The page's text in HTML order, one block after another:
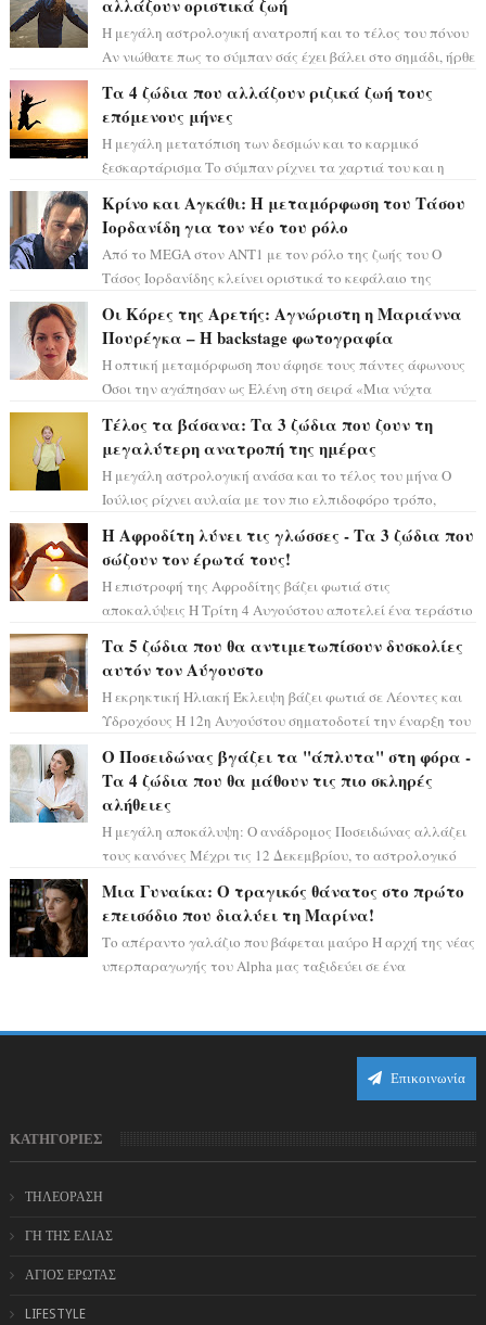
αλλάζουν οριστικά ζωή
Η μεγάλη αστρολογική ανατροπή και το τέλος του πόνου
Αν νιώθατε πως το σύμπαν σάς έχει βάλει στο σημάδι, ήρθε
Τα 4 ζώδια που αλλάζουν ριζικά ζωή τους
επόμενους μήνες
Η μεγάλη μετατόπιση των δεσμών και το καρμικό
ξεσκαρτάρισμα Το σύμπαν ρίχνει τα χαρτιά του και η
Κρίνο και Αγκάθι: Η μεταμόρφωση του Τάσου
Ιορδανίδη για τον νέο του ρόλο
Από το MEGA στον ΑΝΤ1 με τον ρόλο της ζωής του Ο
Τάσος Ιορδανίδης κλείνει οριστικά το κεφάλαιο της
Οι Κόρες της Αρετής: Αγνώριστη η Μαριάννα
Πουρέγκα – H backstage φωτογραφία
Η οπτική μεταμόρφωση που άφησε τους πάντες άφωνους
Όσοι την αγάπησαν ως Ελένη στη σειρά «Μια νύχτα
Τέλος τα βάσανα: Τα 3 ζώδια που ζουν τη
μεγαλύτερη ανατροπή της ημέρας
Η μεγάλη αστρολογική ανάσα και το τέλος του μήνα Ο
Ιούλιος ρίχνει αυλαία με τον πιο ελπιδοφόρο τρόπο,
Η Αφροδίτη λύνει τις γλώσσες - Τα 3 ζώδια που
σώζουν τον έρωτά τους!
Η επιστροφή της Αφροδίτης βάζει φωτιά στις
αποκαλύψεις Η Τρίτη 4 Αυγούστου αποτελεί ένα τεράστιο
Τα 5 ζώδια που θα αντιμετωπίσουν δυσκολίες
αυτόν τον Αύγουστο
Η εκρηκτική Ηλιακή Έκλειψη βάζει φωτιά σε Λέοντες και
Υδροχόους Η 12η Αυγούστου σηματοδοτεί την έναρξη του
Ο Ποσειδώνας βγάζει τα "άπλυτα" στη φόρα -
Τα 4 ζώδια που θα μάθουν τις πιο σκληρές
αλήθειες
Η μεγάλη αποκάλυψη: Ο ανάδρομος Ποσειδώνας αλλάζει
τους κανόνες Μέχρι τις 12 Δεκεμβρίου, το αστρολογικό
Μια Γυναίκα: Ο τραγικός θάνατος στο πρώτο
επεισόδιο που διαλύει τη Μαρίνα!
Το απέραντο γαλάζιο που βάφεται μαύρο Η αρχή της νέας
υπερπαραγωγής του Alpha μας ταξιδεύει σε ένα
Επικοινωνία
ΚΑΤΗΓΟΡΙΕΣ
ΤΗΛΕΟΡΑΣΗ
ΓΗ ΤΗΣ ΕΛΙΑΣ
ΑΓΙΟΣ ΕΡΩΤΑΣ
LIFESTYLE